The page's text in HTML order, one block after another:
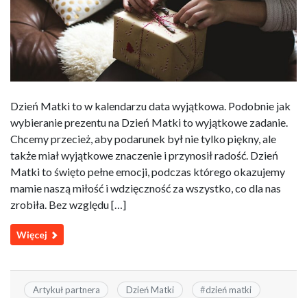
Dzień Matki to w kalendarzu data wyjątkowa. Podobnie jak
wybieranie prezentu na Dzień Matki to wyjątkowe zadanie.
Chcemy przecież, aby podarunek był nie tylko piękny, ale
także miał wyjątkowe znaczenie i przynosił radość. Dzień
Matki to święto pełne emocji, podczas którego okazujemy
mamie naszą miłość i wdzięczność za wszystko, co dla nas
zrobiła. Bez względu […]
Więcej
Artykuł partnera Dzień Matki #dzień matki